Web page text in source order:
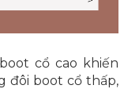
cổ cao khiến
đôi boot cổ thấp,